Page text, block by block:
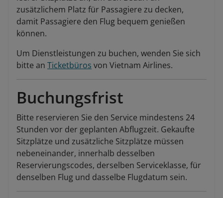
zusätzlichem Platz für Passagiere zu decken,
damit Passagiere den Flug bequem genießen
können.
Um Dienstleistungen zu buchen, wenden Sie sich
bitte an Ticketbüros von Vietnam Airlines.
Buchungsfrist
Bitte reservieren Sie den Service mindestens 24
Stunden vor der geplanten Abflugzeit. Gekaufte
Sitzplätze und zusätzliche Sitzplätze müssen
nebeneinander, innerhalb desselben
Reservierungscodes, derselben Serviceklasse, für
denselben Flug und dasselbe Flugdatum sein.